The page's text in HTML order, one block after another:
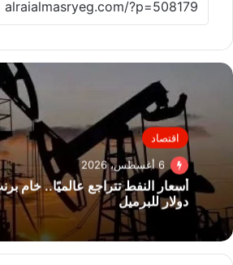
اقتصاد
6 أغسطس، 2026
دولار للبرميل